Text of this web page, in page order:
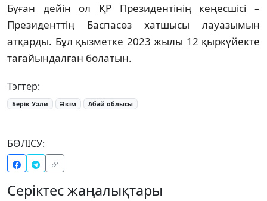
Бұған дейін ол ҚР Президентінің кеңесшісі –
Президенттің Баспасөз хатшысы лауазымын
атқарды. Бұл қызметке 2023 жылы 12 қыркүйекте
тағайындалған болатын.
Тэгтер:
Берік Уәли Әкім Абай облысы
БӨЛІСУ:
Серіктес жаңалықтары